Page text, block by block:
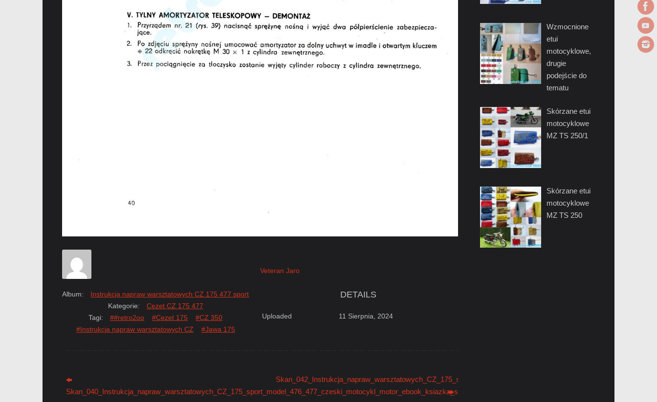
Veteran Jaro
Album:
Instrukcja napraw warsztatowych CZ 175 477 sport
Kategorie:
Cezet CZ 175 477
Tagi:
##retro2oo #Cezet 175
#CZ 350
#Instrukcja napraw warsztatowych CZ
#Jawa 175
DETAILS
Uploaded 11 Sierpnia, 2024
Skan_040_Instrukcja_napraw_warsztatowych_CZ_175_sport_model_476_477_czeski_motocykl_motor_ebook_ksiazka_serwis_retro2oo.com.jpg
Wzmocnione
etui
motocyklowe,
drugie
podejście do
tematu
Skórzane etui
motocyklowe
MZ TS 250/1
Skórzane etui
motocyklowe
MZ TS 250